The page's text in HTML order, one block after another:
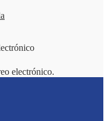
electrónico.